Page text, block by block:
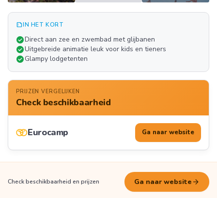
FOTO'S
summarizeIN HET KORT
check_circleDirect aan zee en zwembad met glijbanen
check_circleUitgebreide animatie leuk voor kids en tieners
check_circleGlampy lodgetenten
PRIJZEN VERGELIJKEN
Check beschikbaarheid
Eurocamp Ga naar website
Check beschikbaarheid en prijzen Ga naar website arrow_forward